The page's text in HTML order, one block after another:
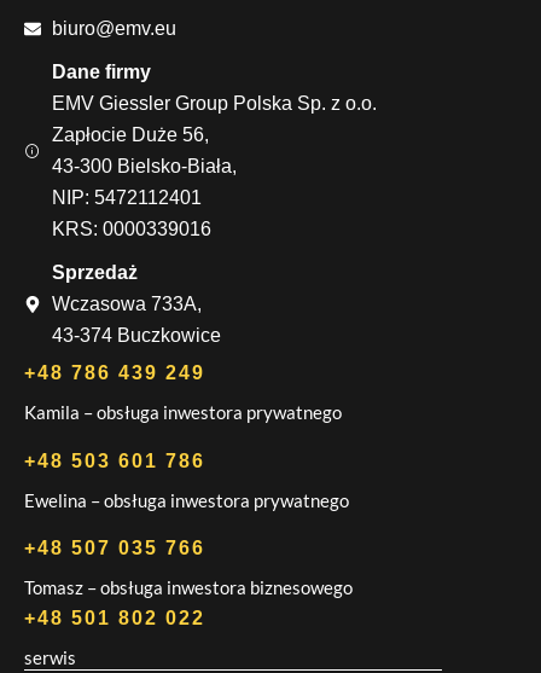
biuro@emv.eu
Dane firmy
EMV Giessler Group Polska Sp. z o.o.
Zapłocie Duże 56,
43-300 Bielsko-Biała,
NIP: 5472112401
KRS: 0000339016
Sprzedaż
Wczasowa 733A,
43-374 Buczkowice
+48 786 439 249
Kamila – obsługa inwestora prywatnego
+48 503 601 786
Ewelina – obsługa inwestora prywatnego
+48 507 035 766
Tomasz – obsługa inwestora biznesowego
+48 501 802 022
serwis